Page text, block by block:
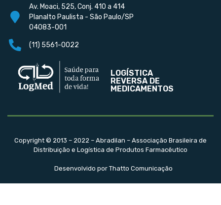
Av. Moaci, 525, Conj. 410 a 414
Planalto Paulista - São Paulo/SP
04083-001
(11) 5561-0022
LOGÍSTICA
REVERSA DE
MEDICAMENTOS
Copyright © 2013 – 2022 – Abradilan – Associação Brasileira de
Distribuição e Logística de Produtos Farmacêutico
Desenvolvido por Thatto Comunicação